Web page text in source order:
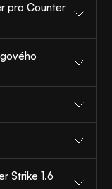
pro Counter
Strike 1.6